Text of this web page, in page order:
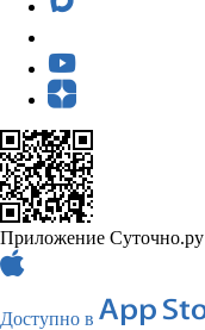
Приложение Суточно.ру
Доступно в